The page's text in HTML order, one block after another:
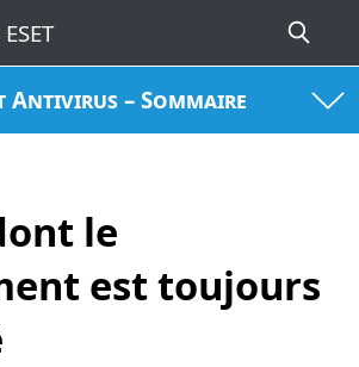
Antivirus – Sommaire
le
est toujours